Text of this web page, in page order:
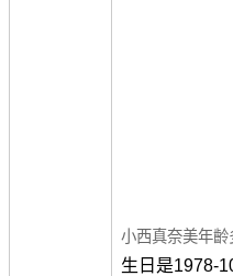
小西真奈美年齡
生日是1978-